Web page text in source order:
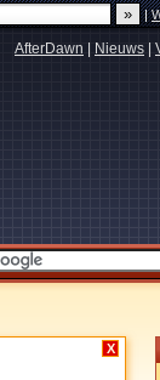
|
AfterDawn Nieuws
X